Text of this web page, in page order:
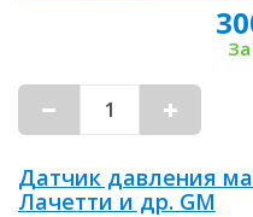
Датчик давления
Лачетти и др. GM